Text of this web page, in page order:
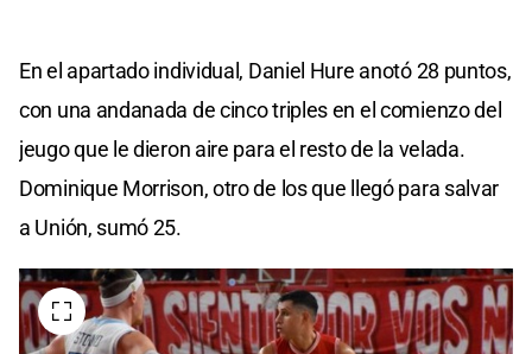
En el apartado individual, Daniel Hure anotó 28 puntos,
con una andanada de cinco triples en el comienzo del
jeugo que le dieron aire para el resto de la velada.
Dominique Morrison, otro de los que llegó para salvar
a Unión, sumó 25.